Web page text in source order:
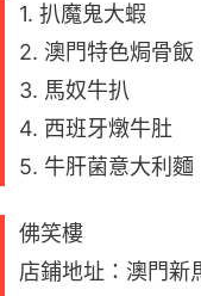
1. 扒魔鬼大蝦
2. 澳門特色焗骨飯
3. 馬奴牛扒
4. 西班牙燉牛肚
5. 牛肝菌意大利麵
佛笑樓
店鋪地址：澳門新